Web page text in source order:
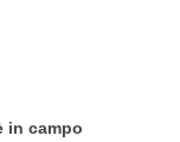
in campo